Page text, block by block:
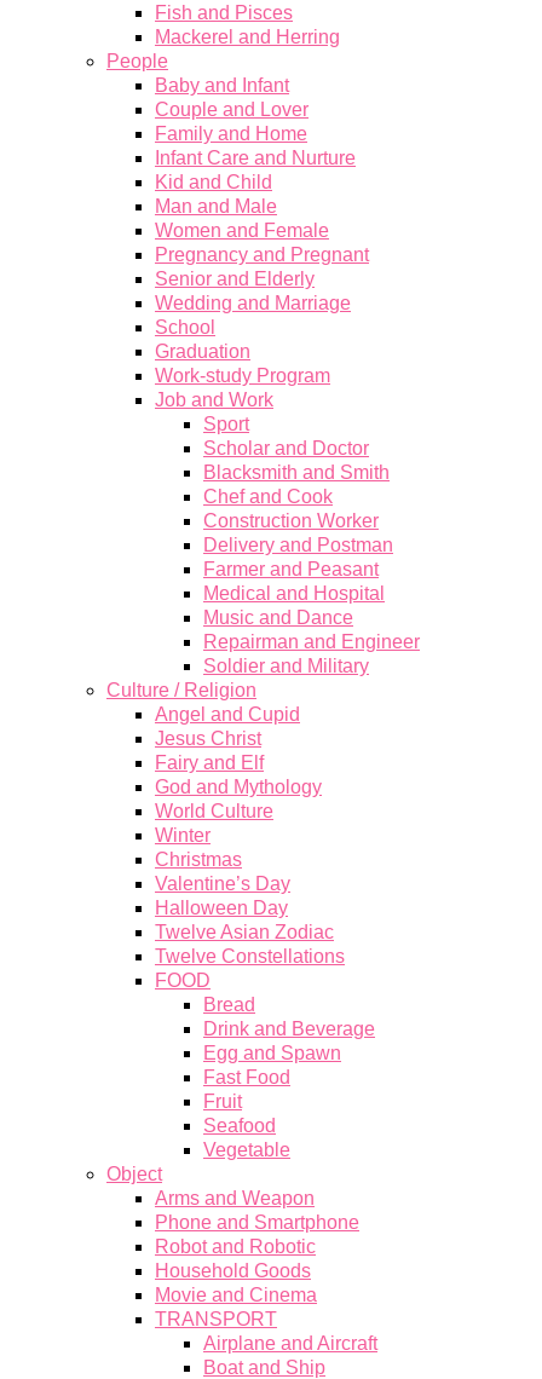
Fish and Pisces
Mackerel and Herring
People
Baby and Infant
Couple and Lover
Family and Home
Infant Care and Nurture
Kid and Child
Man and Male
Women and Female
Pregnancy and Pregnant
Senior and Elderly
Wedding and Marriage
School
Graduation
Work-study Program
Job and Work
Sport
Scholar and Doctor
Blacksmith and Smith
Chef and Cook
Construction Worker
Delivery and Postman
Farmer and Peasant
Medical and Hospital
Music and Dance
Repairman and Engineer
Soldier and Military
Culture / Religion
Angel and Cupid
Jesus Christ
Fairy and Elf
God and Mythology
World Culture
Winter
Christmas
Valentine’s Day
Halloween Day
Twelve Asian Zodiac
Twelve Constellations
FOOD
Bread
Drink and Beverage
Egg and Spawn
Fast Food
Fruit
Seafood
Vegetable
Object
Arms and Weapon
Phone and Smartphone
Robot and Robotic
Household Goods
Movie and Cinema
TRANSPORT
Airplane and Aircraft
Boat and Ship